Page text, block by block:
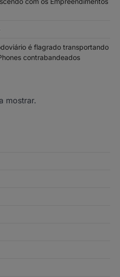
é flagrado transportando
contrabandeados
mostrar.